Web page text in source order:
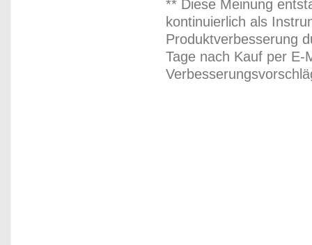
** Diese Meinung
kontinuierlich als
Produktverbesserung
Tage nach Kauf per E-